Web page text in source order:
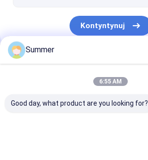
Aktualności
Kontyntynuj
Nasze Kategorie
Summer
6:55 AM
Good day, what product are you looking for?